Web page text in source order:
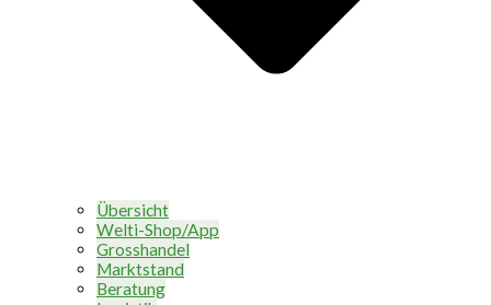
Übersicht
Welti-Shop/App
Grosshandel
Marktstand
Beratung